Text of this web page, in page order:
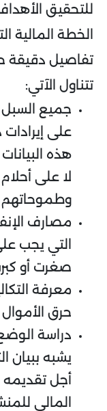
للتحقيق
الخطة المالية
تفاصيل دقيقة
تتناول الآتي:
جميع
على
هذه
لا على
مصارف
التي يجب
صغرت أو
معرفة
حرق
دراسة
يشبه ببيان
أجل
المالي